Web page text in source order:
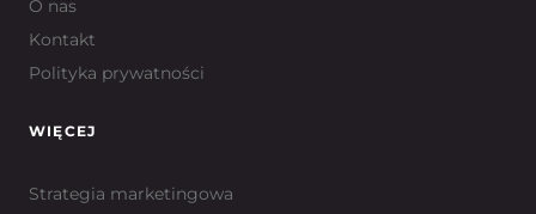
O nas
Kontakt
Polityka prywatności
WIĘCEJ
Strategia marketingowa